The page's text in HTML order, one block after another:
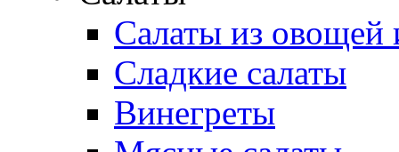
Салаты из овощей
Сладкие салаты
Винегреты